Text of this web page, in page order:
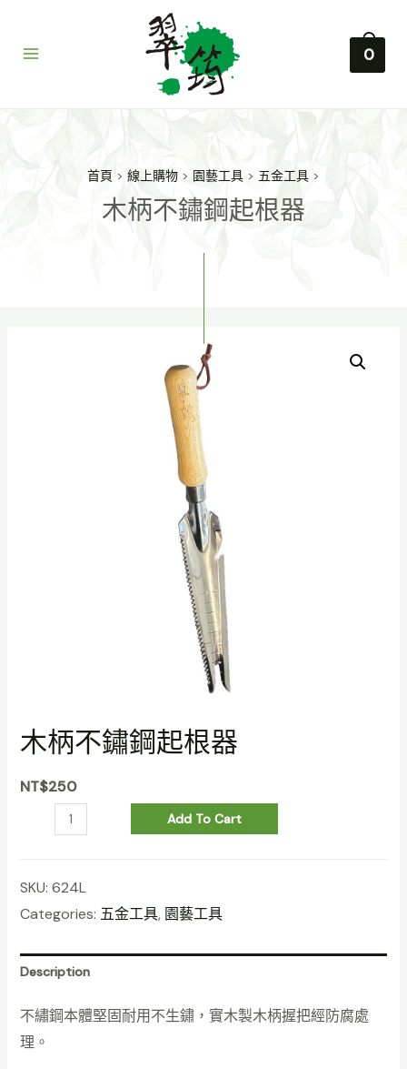
0
首頁 > 線上購物 > 園藝工具 > 五金工具 >
木柄不鏽鋼起根器
木柄不鏽鋼起根器
NT$250
Add To Cart
SKU: 624L
Categories: 五金工具, 園藝工具
Description
不繡鋼本體堅固耐用不生鏽，實木製木柄握把經防腐處
理。